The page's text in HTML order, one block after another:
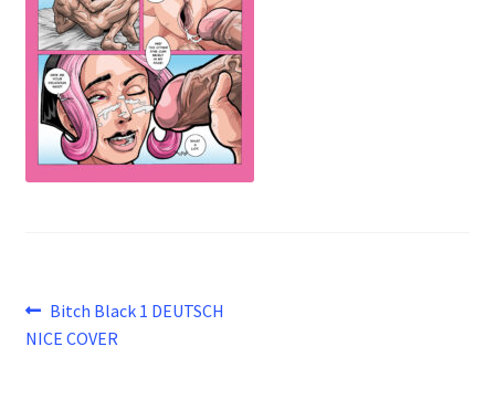
Beitragsnavigation
Vorheriger
Beitrag:
Bitch Black 1 DEUTSCH
NICE COVER